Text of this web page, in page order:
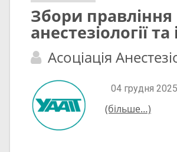
Збори правління
анестезіології
Асоціація
04 грудня
(більше…)